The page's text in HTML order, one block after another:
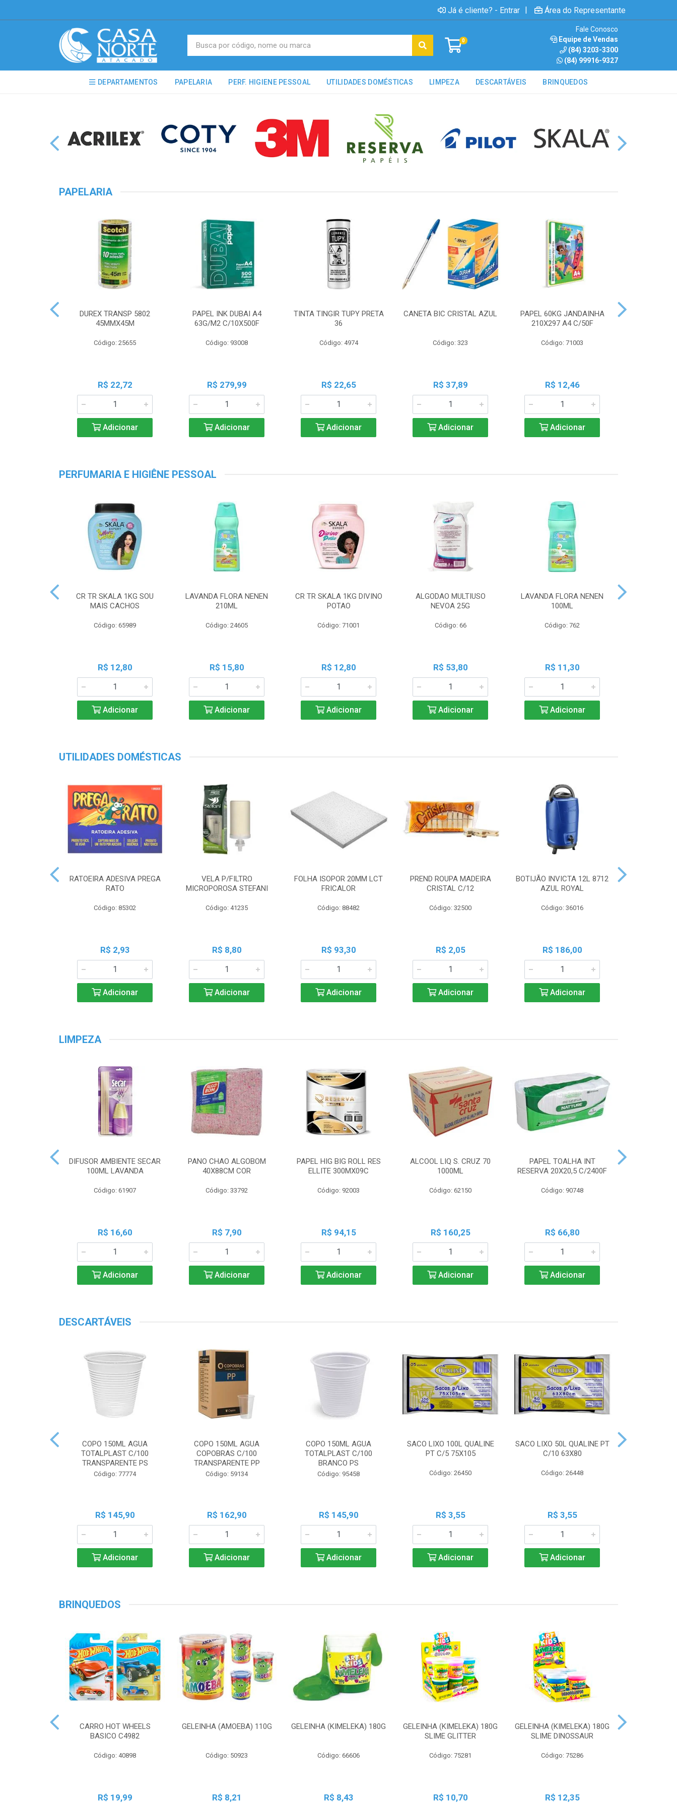
Já é cliente? - Entrar | Área do Representante
0
Fale Conosco
Equipe de Vendas
(84) 3203-3300
(84) 99916-9327
DEPARTAMENTOS PAPELARIA PERF. HIGIENE PESSOAL UTILIDADES DOMÉSTICAS LIMPEZA DESCARTÁVEIS BRINQUEDOS
PAPELARIA
DUREX TRANSP 5802
45MMX45M
Código: 25655
R$ 22,72
Adicionar
PAPEL INK DUBAI A4
63G/M2 C/10X500F
Código: 93008
R$ 279,99
Adicionar
TINTA TINGIR TUPY PRETA
36
Código: 4974
R$ 22,65
Adicionar
CANETA BIC CRISTAL AZUL
Código: 323
R$ 37,89
Adicionar
PAPEL 60KG JANDAINHA
210X297 A4 C/50F
Código: 71003
R$ 12,46
Adicionar
PERFUMARIA E HIGIÊNE PESSOAL
CR TR SKALA 1KG SOU
MAIS CACHOS
Código: 65989
R$ 12,80
Adicionar
LAVANDA FLORA NENEN
210ML
Código: 24605
R$ 15,80
Adicionar
CR TR SKALA 1KG DIVINO
POTAO
Código: 71001
R$ 12,80
Adicionar
ALGODAO MULTIUSO
NEVOA 25G
Código: 66
R$ 53,80
Adicionar
LAVANDA FLORA NENEN
100ML
Código: 762
R$ 11,30
Adicionar
UTILIDADES DOMÉSTICAS
RATOEIRA ADESIVA PREGA
RATO
Código: 85302
R$ 2,93
Adicionar
VELA P/FILTRO
MICROPOROSA STEFANI
Código: 41235
R$ 8,80
Adicionar
FOLHA ISOPOR 20MM LCT
FRICALOR
Código: 88482
R$ 93,30
Adicionar
PREND ROUPA MADEIRA
CRISTAL C/12
Código: 32500
R$ 2,05
Adicionar
BOTIJÃO INVICTA 12L 8712
AZUL ROYAL
Código: 36016
R$ 186,00
Adicionar
LIMPEZA
DIFUSOR AMBIENTE SECAR
100ML LAVANDA
Código: 61907
R$ 16,60
Adicionar
PANO CHAO ALGOBOM
40X88CM COR
Código: 33792
R$ 7,90
Adicionar
PAPEL HIG BIG ROLL RES
ELLITE 300MX09C
Código: 92003
R$ 94,15
Adicionar
ALCOOL LIQ S. CRUZ 70
1000ML
Código: 62150
R$ 160,25
Adicionar
PAPEL TOALHA INT
RESERVA 20X20,5 C/2400F
Código: 90748
R$ 66,80
Adicionar
DESCARTÁVEIS
COPO 150ML AGUA
TOTALPLAST C/100
TRANSPARENTE PS
Código: 77774
R$ 145,90
Adicionar
COPO 150ML AGUA
COPOBRAS C/100
TRANSPARENTE PP
Código: 59134
R$ 162,90
Adicionar
COPO 150ML AGUA
TOTALPLAST C/100
BRANCO PS
Código: 95458
R$ 145,90
Adicionar
SACO LIXO 100L QUALINE
PT C/5 75X105
Código: 26450
R$ 3,55
Adicionar
SACO LIXO 50L QUALINE PT
C/10 63X80
Código: 26448
R$ 3,55
Adicionar
BRINQUEDOS
CARRO HOT WHEELS
BASICO C4982
Código: 40898
R$ 19,99
GELEINHA (AMOEBA) 110G
Código: 50923
R$ 8,21
GELEINHA (KIMELEKA) 180G
Código: 66606
R$ 8,43
GELEINHA (KIMELEKA) 180G
SLIME GLITTER
Código: 75281
R$ 10,70
GELEINHA (KIMELEKA) 180G
SLIME DINOSSAUR
Código: 75286
R$ 12,35